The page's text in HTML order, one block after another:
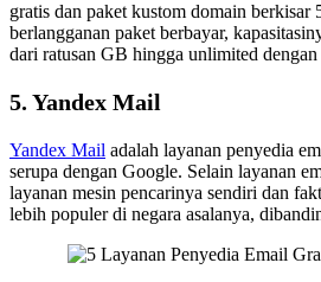
gratis dan paket kustom domain berkisar
berlangganan paket berbayar,
dari ratusan GB hingga unlimited dengan
5. Yandex Mail
Yandex Mail adalah layanan penyedia
serupa dengan Google. Selain layanan
layanan mesin pencarinya sendiri dan
lebih populer di negara asalanya,